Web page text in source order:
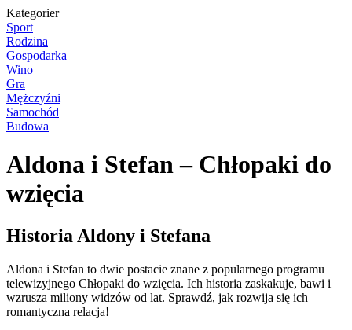
Kategorier
Sport
Rodzina
Gospodarka
Wino
Gra
Mężczyźni
Samochód
Budowa
Aldona i Stefan – Chłopaki do
wzięcia
Historia Aldony i Stefana
Aldona i Stefan to dwie postacie znane z popularnego programu
telewizyjnego Chłopaki do wzięcia. Ich historia zaskakuje, bawi i
wzrusza miliony widzów od lat. Sprawdź, jak rozwija się ich
romantyczna relacja!